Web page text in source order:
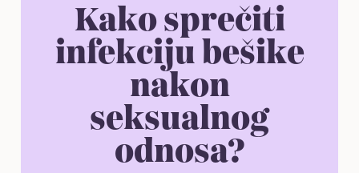
Kako sprečiti
infekciju bešike
nakon
seksualnog
odnosa?